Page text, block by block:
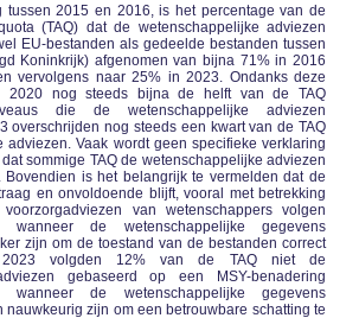
tussen 2015 en 2016, is het percentage van de
(TAQ) dat de wetenschappelijke adviezen
EU-bestanden als gedeelde bestanden tussen
Koninkrijk) afgenomen van bijna 71% in 2016
vervolgens naar 25% in 2023. Ondanks deze
2020 nog steeds bijna de helft van de TAQ
die de wetenschappelijke adviezen
overschrijden nog steeds een kwart van de TAQ
adviezen. Vaak wordt geen specifieke verklaring
sommige TAQ de wetenschappelijke adviezen
Bovendien is het belangrijk te vermelden dat de
en onvoldoende blijft, vooral met betrekking
van wetenschappers volgen
wanneer de wetenschappelijke gegevens
zijn om de toestand van de bestanden correct
volgden 12% van de TAQ niet de
gebaseerd op een MSY-benadering
wanneer de wetenschappelijke gegevens
nauwkeurig zijn om een betrouwbare schatting te